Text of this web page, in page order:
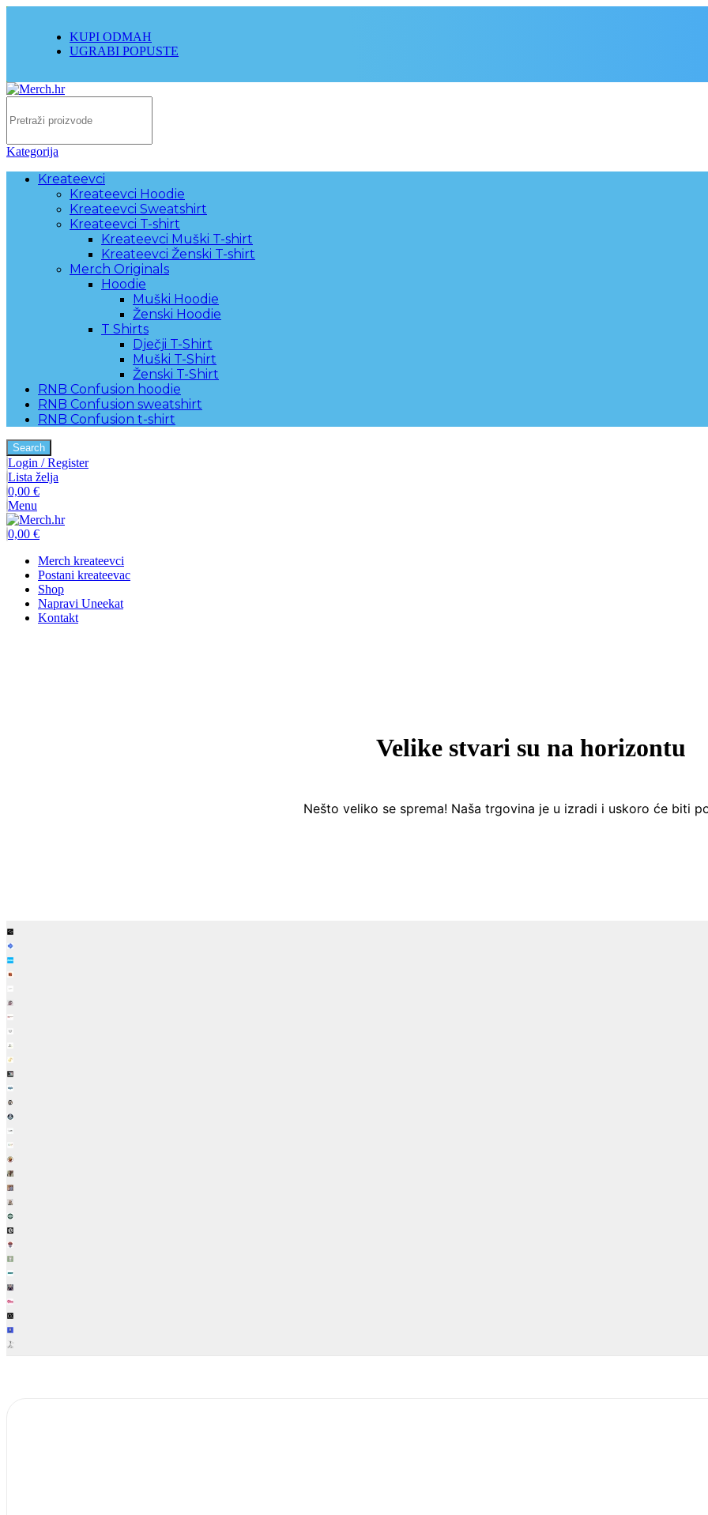
KUPI ODMAH
UGRABI POPUSTE
Kategorija
Kreateevci
Kreateevci Hoodie
Kreateevci Sweatshirt
Kreateevci T-shirt
Kreateevci Muški T-shirt
Kreateevci Ženski T-shirt
Merch Originals
Hoodie
Muški Hoodie
Ženski Hoodie
T Shirts
Dječji T-Shirt
Muški T-Shirt
Ženski T-Shirt
RNB Confusion hoodie
RNB Confusion sweatshirt
RNB Confusion t-shirt
Search
Login / Register
Lista želja
0,00 €
Menu
0,00 €
Merch kreateevci
Postani kreateevac
Shop
Napravi Uneekat
Kontakt
Velike stvari su na horizontu
Nešto veliko se sprema! Naša trgovina je u izradi i uskoro će biti